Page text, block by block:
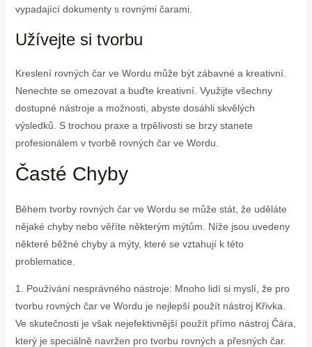
vypadající dokumenty s rovnými čarami.
Užívejte si tvorbu
Kreslení rovných čar ve Wordu může být zábavné a kreativní.
Nenechte se omezovat a buďte kreativní. Využijte všechny
dostupné nástroje a možnosti, abyste dosáhli skvělých
výsledků. S trochou praxe a trpělivosti se brzy stanete
profesionálem v tvorbě rovných čar ve Wordu.
Časté Chyby
Během tvorby rovných čar ve Wordu se může stát, že uděláte
nějaké chyby nebo věříte některým mýtům. Níže jsou uvedeny
některé běžné chyby a mýty, které se vztahují k této
problematice.
1. Používání nesprávného nástroje: Mnoho lidí si myslí, že pro
tvorbu rovných čar ve Wordu je nejlepší použít nástroj Křivka.
Ve skutečnosti je však nejefektivnější použít přímo nástroj Čára,
který je speciálně navržen pro tvorbu rovných a přesných čar.